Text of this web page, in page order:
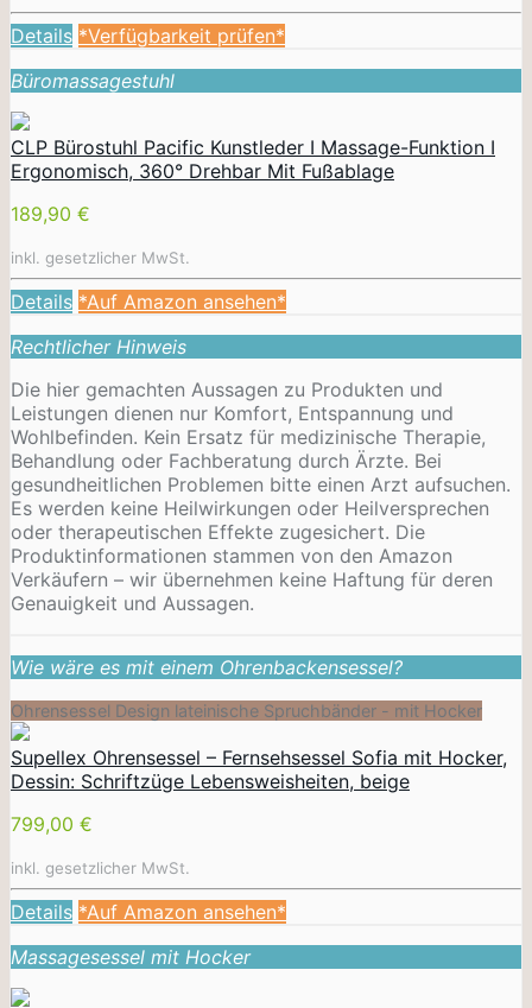
Details *Verfügbarkeit prüfen*
Büromassagestuhl
CLP Bürostuhl Pacific Kunstleder I Massage-Funktion I
Ergonomisch, 360° Drehbar Mit Fußablage
189,90 €
inkl. gesetzlicher MwSt.
Details *Auf Amazon ansehen*
Rechtlicher Hinweis
Die hier gemachten Aussagen zu Produkten und
Leistungen dienen nur Komfort, Entspannung und
Wohlbefinden. Kein Ersatz für medizinische Therapie,
Behandlung oder Fachberatung durch Ärzte. Bei
gesundheitlichen Problemen bitte einen Arzt aufsuchen.
Es werden keine Heilwirkungen oder Heilversprechen
oder therapeutischen Effekte zugesichert. Die
Produktinformationen stammen von den Amazon
Verkäufern – wir übernehmen keine Haftung für deren
Genauigkeit und Aussagen.
Wie wäre es mit einem Ohrenbackensessel?
Ohrensessel Design lateinische Spruchbänder - mit Hocker
Supellex Ohrensessel – Fernsehsessel Sofia mit Hocker,
Dessin: Schriftzüge Lebensweisheiten, beige
799,00 €
inkl. gesetzlicher MwSt.
Details *Auf Amazon ansehen*
Massagesessel mit Hocker